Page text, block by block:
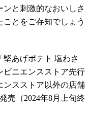
ンと刺激的なおいしさ
とをご存知でしょう
堅あげポテト 塩わさ
ビニエンスストア先行
ンスストア以外の店舗
売（2024年8月上旬終